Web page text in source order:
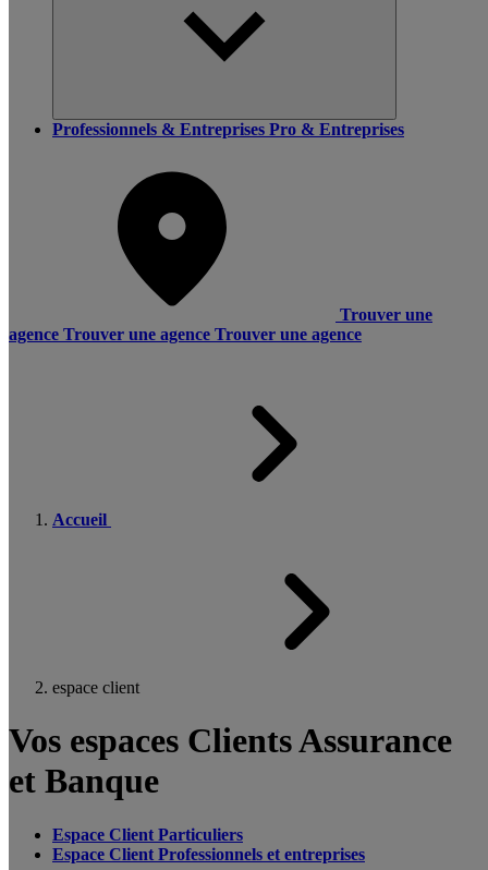
Professionnels & Entreprises Pro & Entreprises
Trouver une
agence Trouver une agence Trouver une agence
Accueil
espace client
Vos espaces Clients Assurance
et Banque
Espace Client Particuliers
Espace Client Professionnels et entreprises